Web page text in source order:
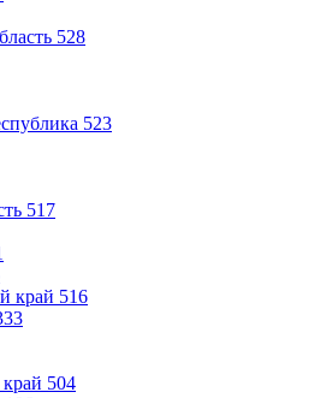
528
523
517
край 516
504